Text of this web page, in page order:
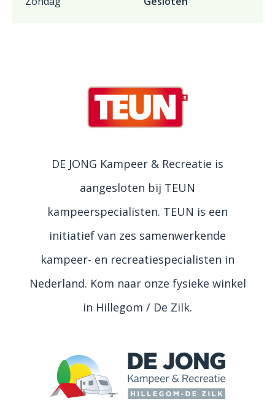
DE JONG Kampeer & Recreatie is
aangesloten bij TEUN
kampeerspecialisten. TEUN is een
initiatief van zes samenwerkende
kampeer- en recreatiespecialisten in
Nederland. Kom naar onze fysieke winkel
in Hillegom / De Zilk.